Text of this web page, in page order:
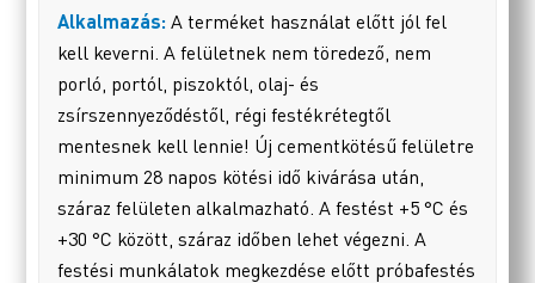
Alkalmazás: A terméket használat előtt jól fel
kell keverni. A felületnek nem töredező, nem
porló, portól, piszoktól, olaj- és
zsírszennyeződéstől, régi festékrétegtől
mentesnek kell lennie! Új cementkötésű felületre
minimum 28 napos kötési idő kivárása után,
száraz felületen alkalmazható. A festést +5 °C és
+30 °C között, száraz időben lehet végezni. A
festési munkálatok megkezdése előtt próbafestés